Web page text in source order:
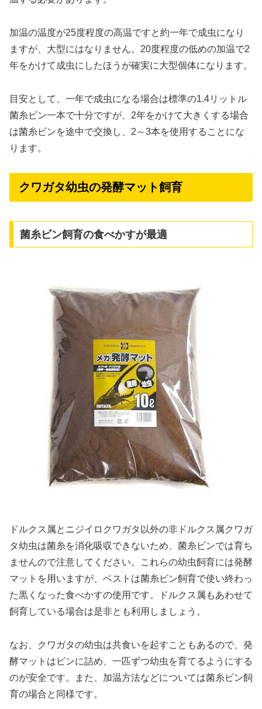
加温の温度が25度程度の高温ですと約一年で成虫になり
ますが、大型にはなりません。20度程度の低めの加温で2
年をかけて成虫にしたほうが確実に大型個体になります。
目安として、一年で成虫になる場合は標準の1.4リットル
菌糸ビン一本で十分ですが、2年をかけて大きくする場合
は菌糸ビンを途中で交換し、2～3本を使用することにな
ります。
クワガタ幼虫の発酵マット飼育
菌糸ビン飼育の食べかすが最適
ドルクス属とニジイロクワガタ以外の非ドルクス属クワガ
タ幼虫は菌糸を消化吸収できないため、菌糸ビンでは育ち
ませんので注意してください。これらの幼虫飼育には発酵
マットを用いますが、ベストは菌糸ビン飼育で使い終わっ
た黒くなった食べかすの使用です。ドルクス属もあわせて
飼育している場合は是非とも利用しましょう。
なお、クワガタの幼虫は共食いを起すこともあるので、発
酵マットはビンに詰め、一匹ずつ幼虫を育てるようにする
のが安全です。また、加温方法などについては菌糸ビン飼
育の場合と同様です。